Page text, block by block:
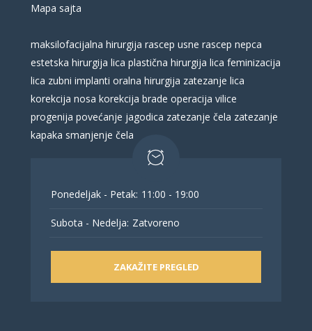
Mapa sajta
maksilofacijalna hirurgija rascep usne rascep nepca
estetska hirurgija lica plastična hirurgija lica feminizacija
lica zubni implanti oralna hirurgija zatezanje lica
korekcija nosa korekcija brade operacija vilice
progenija povećanje jagodica zatezanje čela zatezanje
kapaka smanjenje čela
Ponedeljak - Petak: 11:00 - 19:00
Subota - Nedelja: Zatvoreno
ZAKAŽITE PREGLED